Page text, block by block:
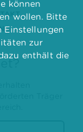
Träger
können
wollen. Bitte
Einstellungen
zur
enthält die